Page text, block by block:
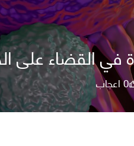
القضاء على
0اعجاب